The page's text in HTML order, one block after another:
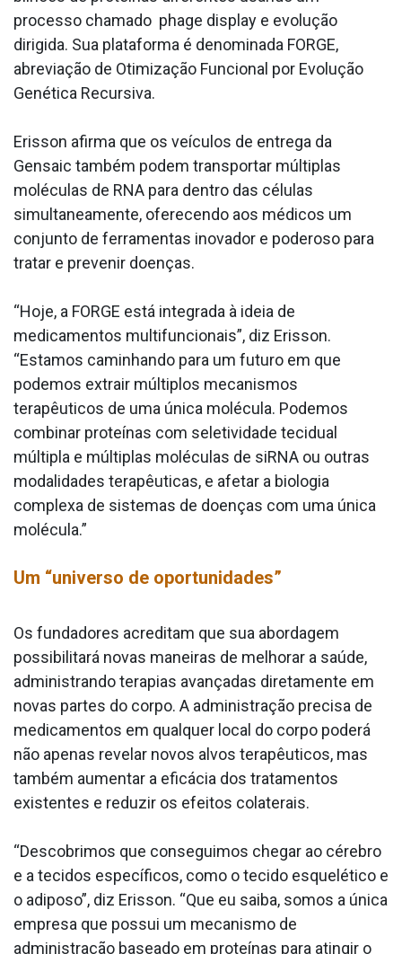
processo chamado phage display e evolução
dirigida. Sua plataforma é denominada FORGE,
abreviação de Otimização Funcional por Evolução
Genética Recursiva.
Erisson afirma que os veículos de entrega da
Gensaic também podem transportar múltiplas
moléculas de RNA para dentro das células
simultaneamente, oferecendo aos médicos um
conjunto de ferramentas inovador e poderoso para
tratar e prevenir doenças.
“Hoje, a FORGE está integrada à ideia de
medicamentos multifuncionais”, diz Erisson.
“Estamos caminhando para um futuro em que
podemos extrair múltiplos mecanismos
terapêuticos de uma única molécula. Podemos
combinar proteínas com seletividade tecidual
múltipla e múltiplas moléculas de siRNA ou outras
modalidades terapêuticas, e afetar a biologia
complexa de sistemas de doenças com uma única
molécula.”
Um “universo de oportunidades”
Os fundadores acreditam que sua abordagem
possibilitará novas maneiras de melhorar a saúde,
administrando terapias avançadas diretamente em
novas partes do corpo. A administração precisa de
medicamentos em qualquer local do corpo poderá
não apenas revelar novos alvos terapêuticos, mas
também aumentar a eficácia dos tratamentos
existentes e reduzir os efeitos colaterais.
“Descobrimos que conseguimos chegar ao cérebro
e a tecidos específicos, como o tecido esquelético e
o adiposo”, diz Erisson. “Que eu saiba, somos a única
empresa que possui um mecanismo de
administração baseado em proteínas para atingir o